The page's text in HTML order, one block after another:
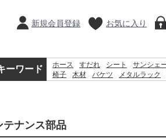
新規会員登録 お気に入り
ーワード ホース すだれ シート サンシェ
椅子
木材 バケツ メタルラック
テナンス部品